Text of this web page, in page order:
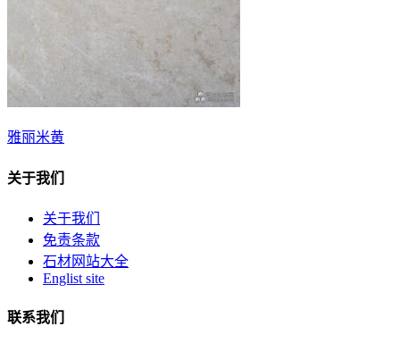
雅丽米黄
关于我们
关于我们
免责条款
石材网站大全
Englist site
联系我们